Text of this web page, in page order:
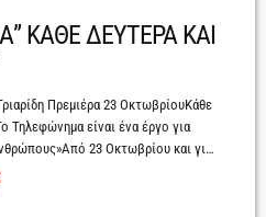
ΚΑΘΕ ΔΕΥΤΕΡΑ ΚΑΙ
Πρεμιέρα 23 ΟκτωβρίουΚάθε
Τηλεφώνημα είναι ένα έργο για
23 Οκτωβρίου και για
FAUST, «Το τηλεφώνημα» του